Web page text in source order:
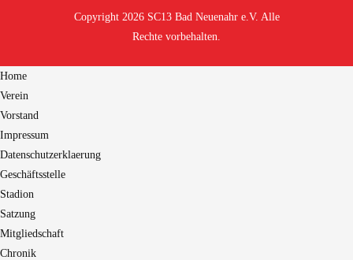
Copyright 2026 SC13 Bad Neuenahr e.V. Alle
Rechte vorbehalten.
Home
Verein
Vorstand
Impressum
Datenschutzerklaerung
Geschäftsstelle
Stadion
Satzung
Mitgliedschaft
Chronik